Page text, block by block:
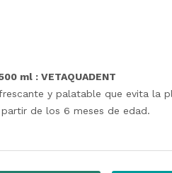
ml : VETAQUADENT
y palatable que evita la
de los 6 meses de edad.